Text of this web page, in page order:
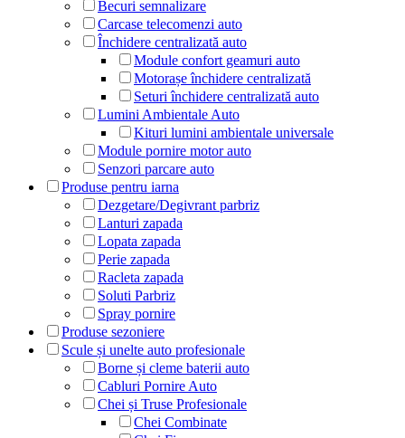
Becuri semnalizare
Carcase telecomenzi auto
Închidere centralizată auto
Module confort geamuri auto
Motorașe închidere centralizată
Seturi închidere centralizată auto
Lumini Ambientale Auto
Kituri lumini ambientale universale
Module pornire motor auto
Senzori parcare auto
Produse pentru iarna
Dezgetare/Degivrant parbriz
Lanturi zapada
Lopata zapada
Perie zapada
Racleta zapada
Soluti Parbriz
Spray pornire
Produse sezoniere
Scule și unelte auto profesionale
Borne și cleme baterii auto
Cabluri Pornire Auto
Chei și Truse Profesionale
Chei Combinate